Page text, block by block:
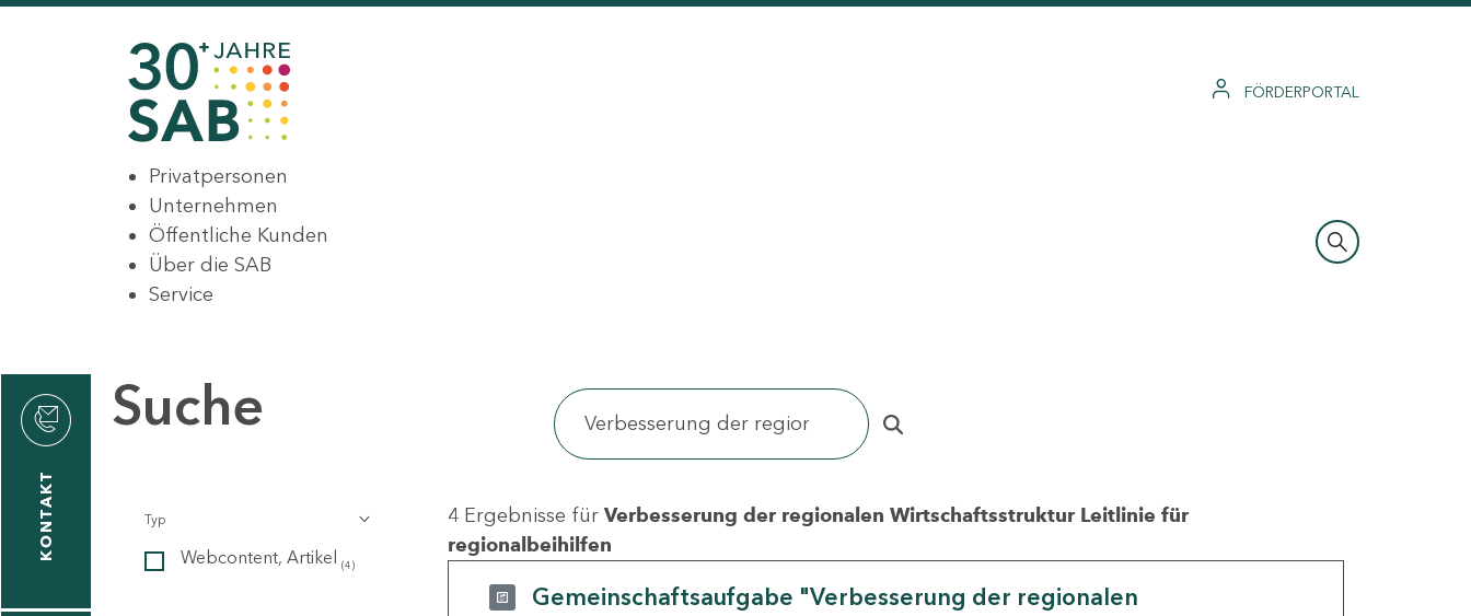
FÖRDERPORTAL
Privatpersonen
Unternehmen
Öffentliche Kunden
Über die SAB
Service
KONTAKT
Suche
Typ
Webcontent, Artikel (4)
4 Ergebnisse für Verbesserung der regionalen Wirtschaftsstruktur Leitlinie für
regionalbeihilfen
Gemeinschaftsaufgabe "Verbesserung der regionalen